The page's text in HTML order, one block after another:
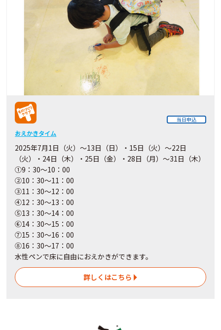
当日申込
おえかきタイム
2025年7月1日（火）～13日（日）・15日（火）～22日
（火）・24日（木）・25日（金）・28日（月）～31日（木）
①9：30～10：00
②10：30～11：00
③11：30～12：00
④12：30～13：00
⑤13：30～14：00
⑥14：30～15：00
⑦15：30～16：00
⑧16：30～17：00
水性ペンで床に自由におえかきができます。
詳しくはこちら